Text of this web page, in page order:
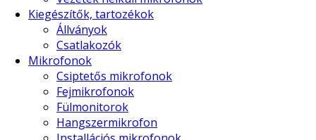
Kiegészítők, tartozékok
Állványok
Csatlakozók
Mikrofonok
Csiptetős mikrofonok
Fejmikrofonok
Fülmonitorok
Hangszermikrofon